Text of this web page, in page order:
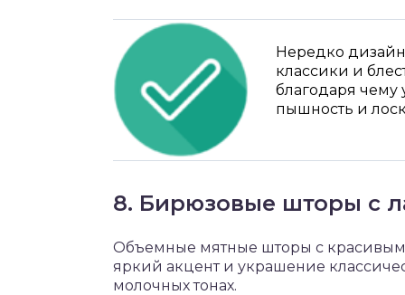
Нередко
классики и
благодаря чему
пышность и
8. Бирюзовые шторы с
Объемные мятные шторы с
яркий акцент и украшение
молочных тонах.